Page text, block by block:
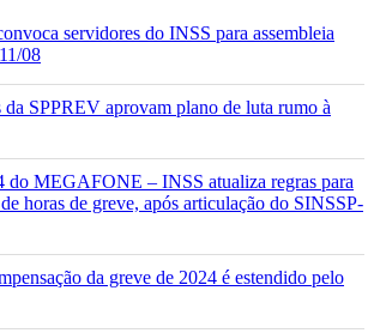
servidores do INSS para assembleia
08
da SPPREV aprovam plano de luta rumo à
do MEGAFONE – INSS atualiza regras para
horas de greve, após articulação do SINSSP-
da greve de 2024 é estendido pelo